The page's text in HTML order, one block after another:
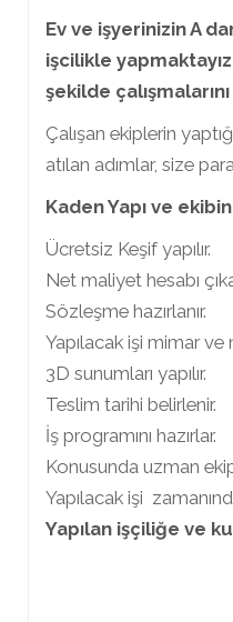
Ev ve işyerinizin A
işcilikle
şekilde
Çalışan ekiplerin
atılan adımlar, size
Kaden Yapı ve
Ücretsiz Keşif yapılır.
Net maliyet hesabı
Sözleşme hazırlanır.
Yapılacak işi mimar
3D sunumları yapılır.
Teslim tarihi belirlenir.
İş programını hazırlar.
Konusunda uzman
Yapılacak işi
Yapılan işçiliğe ve